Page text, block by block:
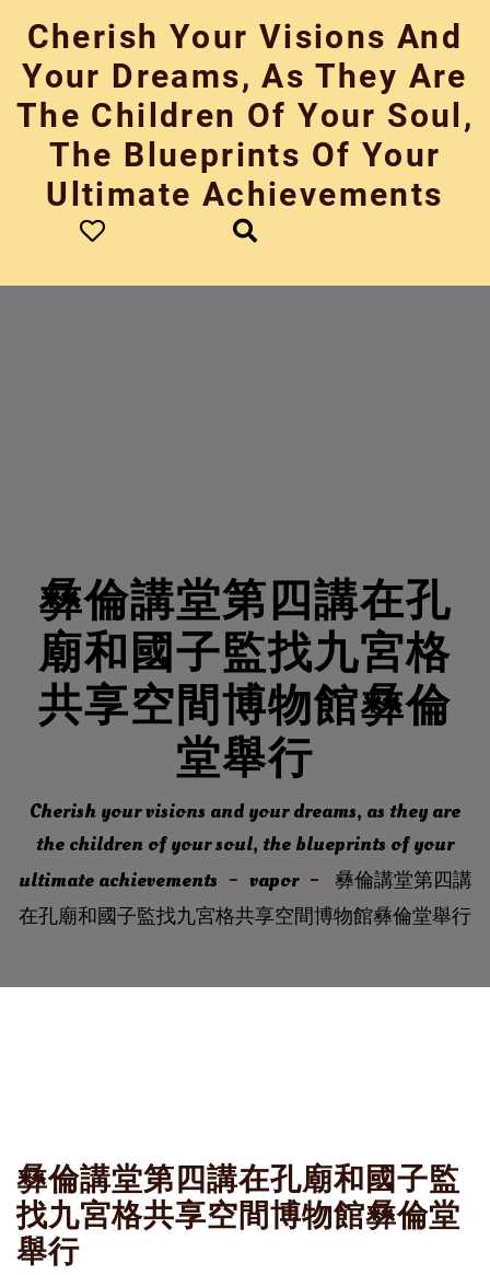
content
Cherish Your Visions And
Your Dreams, As They Are
The Children Of Your Soul,
The Blueprints Of Your
Ultimate Achievements
彝倫講堂第四講在孔
廟和國子監找九宮格
共享空間博物館彝倫
堂舉行
Cherish your visions and your dreams, as they are
the children of your soul, the blueprints of your
ultimate achievements
vapor
彝倫講堂第四講
在孔廟和國子監找九宮格共享空間博物館彝倫堂舉行
彝倫講堂第四講在孔廟和國子監
找九宮格共享空間博物館彝倫堂
舉行